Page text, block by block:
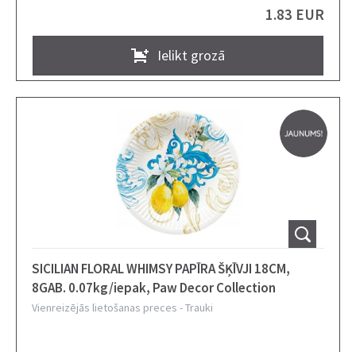
1.83 EUR
Ielikt grozā
SICILIAN FLORAL WHIMSY PAPĪRA ŠĶĪVJI 18CM,
8GAB. 0.07kg/iepak, Paw Decor Collection
Vienreizējās lietošanas preces -Trauki